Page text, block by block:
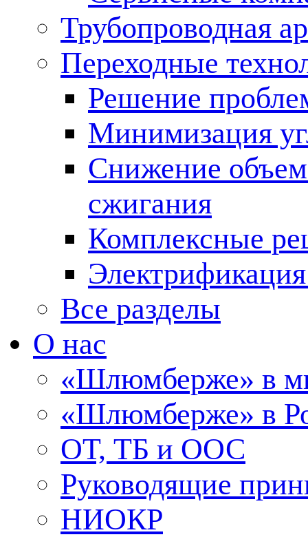
Трубопроводная
Переходные
Решение
Минимизация
Снижение
сжигания
Комплексные
Все разделы
О нас
«Шлюмберже» в
«Шлюмберже» в
ОТ, ТБ и ООС
Руководящие
НИОКР